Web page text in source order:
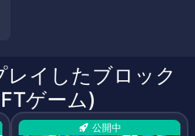
イしたブロック
ゲーム)
公開中